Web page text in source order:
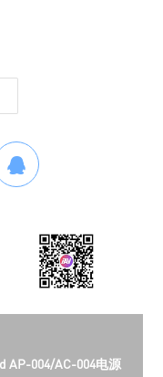
AP-004/AC-004电源